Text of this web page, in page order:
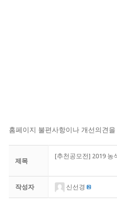
홈페이지 불편사항이나 개선의견
제목
[추천공모전] 2019 농
작성자 신선경